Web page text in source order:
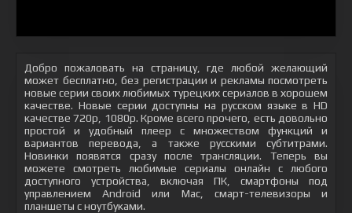
Добро пожаловать на страницу, где любой желающий
может бесплатно, без регистрации и рекламы посмотреть
новые серии своих любимых турецких сериалов в хорошем
качестве. Новые серии доступны на русском языке в HD
качестве 720p, 1080p. Кроме всего прочего, есть довольно
простой и удобный плеер с множеством функций и
вариантов перевода, а также русскими субтитрами.
Новинки появятся сразу после трансляции. Теперь вы
можете смотреть любимые сериалы онлайн с любого
доступного устройства, включая ПК, смартфоны под
управлением Android или Mac, смарт-телевизоры и
планшеты с ноутбуками.